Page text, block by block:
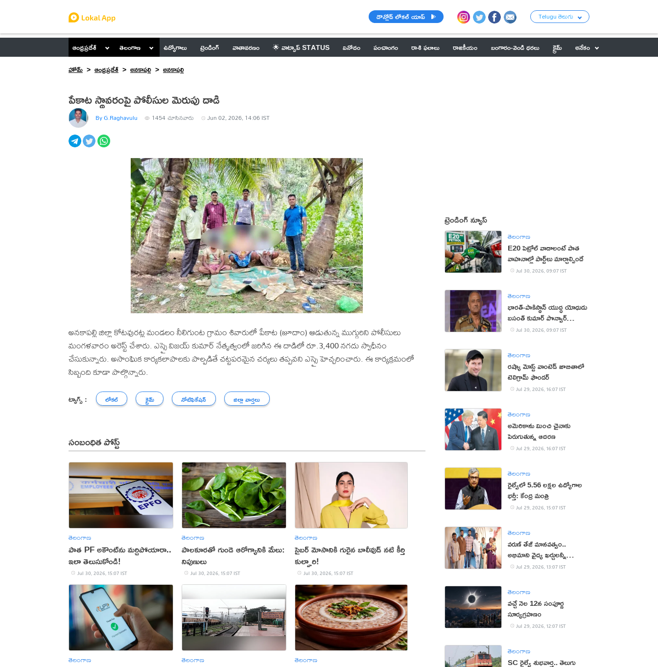
డౌన్లోడ్ లోకల్ యాప్ Telugu తెలుగు
ఆంధ్రప్రదేశ్ తెలంగాణ ఉద్యోగాలు ట్రెండింగ్ వాతావరణం 🌟 వాట్సాప్ STATUS వినోదం పంచాంగం రాశి ఫలాలు రాజకీయం బంగారం-వెండి ధరలు క్రైమ్
అనేకం
హోమ్
ఆంధ్రప్రదేశ్ అనకాపల్లి అనకాపల్లి
పేకాట స్థావరంపై పోలీసుల మెరుపు దాడి
By G.Raghavulu 1454చూసినవారు Jun 02, 2026, 14:06 IST
అనకాపల్లి జిల్లా కోటవురట్ల మండలం నీలిగుంట గ్రామం శివారులో పేకాట (జూదాం) ఆడుతున్న ముగ్గురిని పోలీసులు
మంగళవారం అరెస్ట్ చేశారు. ఎస్సై విజయ్ కుమార్ నేతృత్వంలో జరిగిన ఈ దాడిలో రూ.3,400 నగదు స్వాధీనం
చేసుకున్నారు. అసాంఘిక కార్యకలాపాలకు పాల్పడితే చట్టపరమైన చర్యలు తప్పవని ఎస్సై హెచ్చరించారు. ఈ కార్యక్రమంలో
సిబ్బంది కూడా పాల్గొన్నారు.
ట్యాగ్స్ : లోకల్ క్రైమ్ నోటిఫికేషన్ జిల్లా వార్తలు
సంబంధిత పోస్ట్
తెలంగాణ
పాత PF అకౌంట్‌ను మర్చిపోయారా..
ఇలా తెలుసుకోండి!
Jul 30, 2026, 15:07 IST
తెలంగాణ
పాలకూరతో గుండె ఆరోగ్యానికి మేలు:
నిపుణులు
Jul 30, 2026, 15:07 IST
తెలంగాణ
సైబర్ మోసానికి గురైన బాలీవుడ్ నటి కీర్తి
కుల్హారి!
Jul 30, 2026, 15:07 IST
తెలంగాణ తెలంగాణ తెలంగాణ
ట్రెండింగ్ న్యూస్
తెలంగాణ
E20 పెట్రోల్ వాడాలంటే పాత
వాహనాల్లో పార్ట్‌లు మార్చాల్సిందే
Jul 30, 2026, 09:07 IST
తెలంగాణ
భార‌త్‌-పాకిస్థాన్ యుద్ధ యోధుడు
బ‌సంత్ కుమార్ పొన్వార్‌
క‌న్నుమూత‌
Jul 30, 2026, 09:07 IST
తెలంగాణ
రష్యా మోస్ట్ వాంటెడ్ జాబితాలో
టెలిగ్రామ్ ఫౌండర్
Jul 29, 2026, 16:07 IST
తెలంగాణ
అమెరికాను మించి చైనాకు
పెరుగుతున్న ఆదరణ
Jul 29, 2026, 16:07 IST
తెలంగాణ
రైల్వేలో 5.56 లక్షల ఉద్యోగాల
భర్తీ: కేంద్ర మంత్రి
Jul 29, 2026, 15:07 IST
తెలంగాణ
వరుణ్ తేజ్ మానవత్వం..
అభిమాని వైద్య ఖర్చులన్నీ
భరించిన మెగా ప్రిన్స్
Jul 29, 2026, 13:07 IST
తెలంగాణ
వచ్చే నెల 12న సంపూర్ణ
సూర్యగ్రహణం
Jul 29, 2026, 12:07 IST
తెలంగాణ
SC రైల్వే శుభవార్త.. తెలుగు